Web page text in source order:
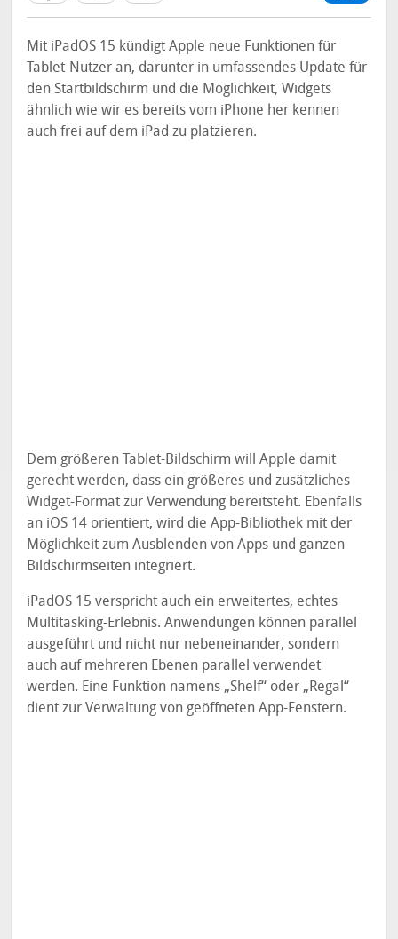
Mit iPadOS 15 kündigt Apple neue Funktionen für
Tablet-Nutzer an, darunter in umfassendes Update für
den Startbildschirm und die Möglichkeit, Widgets
ähnlich wie wir es bereits vom iPhone her kennen
auch frei auf dem iPad zu platzieren.
Dem größeren Tablet-Bildschirm will Apple damit
gerecht werden, dass ein größeres und zusätzliches
Widget-Format zur Verwendung bereitsteht. Ebenfalls
an iOS 14 orientiert, wird die App-Bibliothek mit der
Möglichkeit zum Ausblenden von Apps und ganzen
Bildschirmseiten integriert.
iPadOS 15 verspricht auch ein erweitertes, echtes
Multitasking-Erlebnis. Anwendungen können parallel
ausgeführt und nicht nur nebeneinander, sondern
auch auf mehreren Ebenen parallel verwendet
werden. Eine Funktion namens „Shelf“ oder „Regal“
dient zur Verwaltung von geöffneten App-Fenstern.